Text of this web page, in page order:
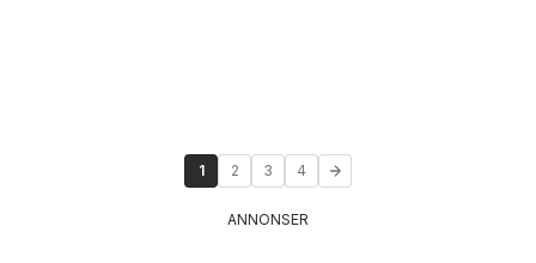
1 2 3 4
ANNONSER